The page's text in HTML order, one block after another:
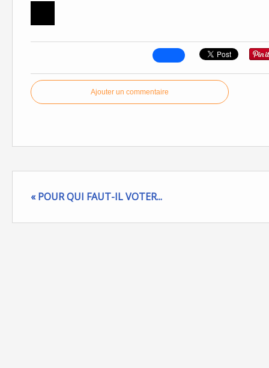
Ajouter un commentaire
« POUR QUI FAUT-IL VOTER...